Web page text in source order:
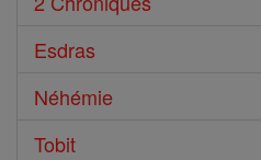
Esdras
Néhémie
Tobit